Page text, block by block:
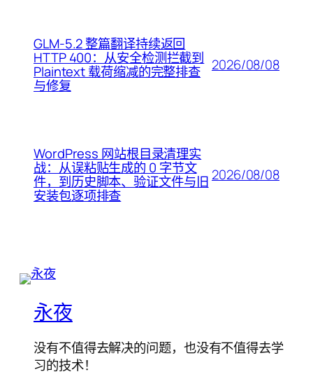
GLM-5.2 整篇翻译持续返回
HTTP 400：从安全检测拦截到
Plaintext 载荷缩减的完整排查
与修复
2026/08/08
WordPress 网站根目录清理实
战：从误粘贴生成的 0 字节文
件，到历史脚本、验证文件与旧
安装包逐项排查
2026/08/08
永夜
没有不值得去解决的问题，也没有不值得去学
习的技术！